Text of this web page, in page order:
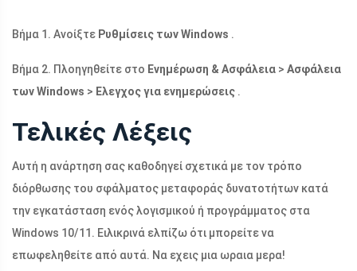
Βήμα 1. Ανοίξτε Ρυθμίσεις των Windows .
Βήμα 2. Πλοηγηθείτε στο Ενημέρωση & Ασφάλεια > Ασφάλεια
των Windows > Ελεγχος για ενημερώσεις .
Τελικές Λέξεις
Αυτή η ανάρτηση σας καθοδηγεί σχετικά με τον τρόπο
διόρθωσης του σφάλματος μεταφοράς δυνατοτήτων κατά
την εγκατάσταση ενός λογισμικού ή προγράμματος στα
Windows 10/11. Ειλικρινά ελπίζω ότι μπορείτε να
επωφεληθείτε από αυτά. Να εχεις μια ωραια μερα!